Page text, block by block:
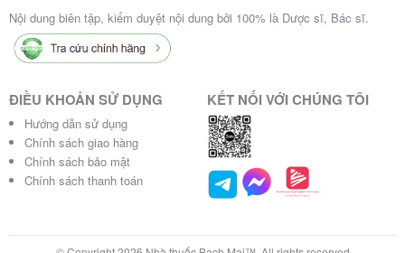
Nội dung biên tập, kiểm duyệt nội dung bởi 100% là Dược sĩ, Bác sĩ.
ĐIỀU KHOẢN SỬ DỤNG
Hướng dẫn sử dụng
Chính sách giao hàng
Chính sách bảo mật
Chính sách thanh toán
KẾT NỐI VỚI CHÚNG TÔI